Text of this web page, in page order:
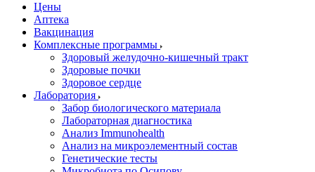
Цены
Аптека
Вакцинация
Комплексные программы
Здоровый желудочно-кишечный тракт
Здоровые почки
Здоровое сердце
Лаборатория
Забор биологического материала
Лабораторная диагностика
Анализ Immunohealth
Анализ на микроэлементный состав
Генетические тесты